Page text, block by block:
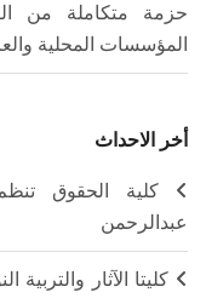
حزمة متكاملة من
المؤسسات المحلية
أخر الاحداث
كلية الحقوق
عبدالرحمن
كليتا الآثار